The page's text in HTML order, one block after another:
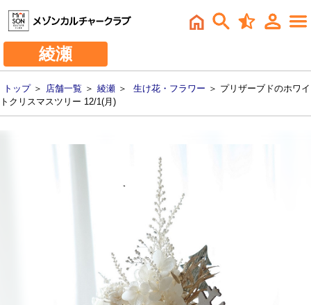
綾瀬
トップ＞ 店舗一覧 ＞ 綾瀬 ＞ 生け花・フラワー ＞ プリザーブドのホワイ
トクリスマスツリー 12/1(月)